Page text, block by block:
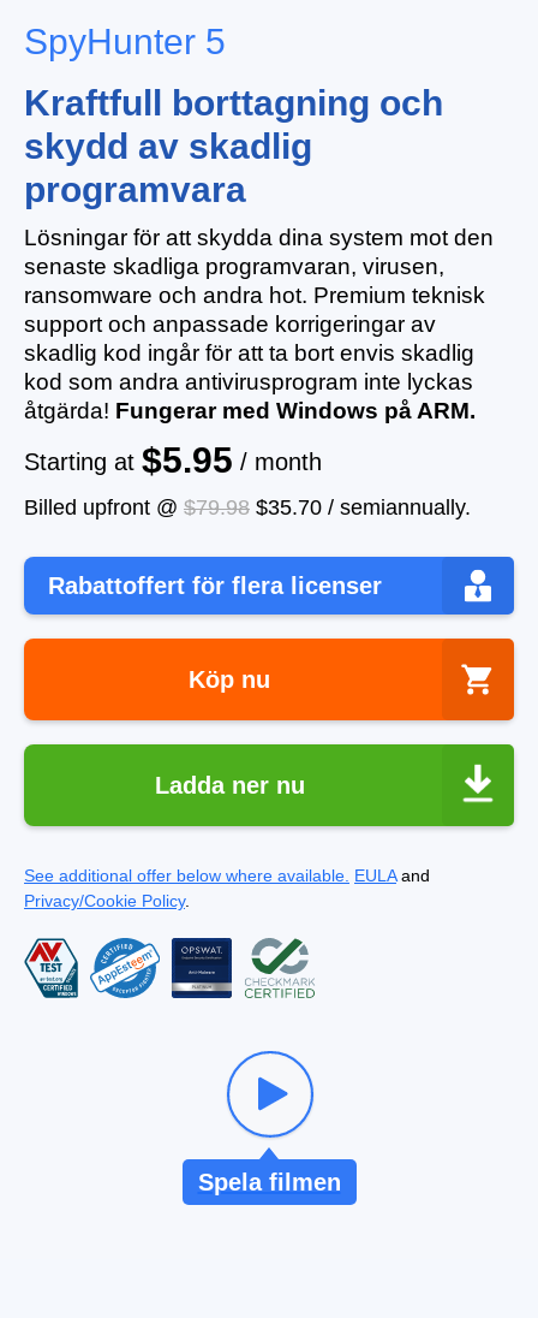
SpyHunter 5
Kraftfull borttagning och
skydd av skadlig
programvara
Lösningar för att skydda dina system mot den
senaste skadliga programvaran, virusen,
ransomware och andra hot. Premium teknisk
support och anpassade korrigeringar av
skadlig kod ingår för att ta bort envis skadlig
kod som andra antivirusprogram inte lyckas
åtgärda! Fungerar med Windows på ARM.
Starting at $5.95 / month
Billed upfront @ $79.98 $35.70 / semiannually.
Rabattoffert för flera licenser
Köp nu
Ladda ner nu
See additional offer below where available. EULAand
Privacy/Cookie Policy.
Spela filmen